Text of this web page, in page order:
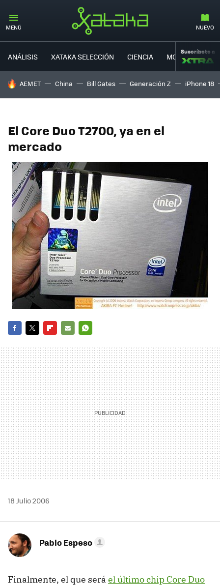
MENÚ NUEVO
ANÁLISIS XATAKA SELECCIÓN CIENCIA MOVILIDAD
Suscríbete a
HOY SE HABLA DE
AEMET China Bill Gates Generación Z iPhone 18
El Core Duo T2700, ya en el
mercado
MAIL
18 Julio 2006
Pablo Espeso
Finalmente, el que será el último chip Core Duo